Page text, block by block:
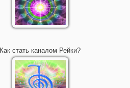
Как стать каналом Рейки?